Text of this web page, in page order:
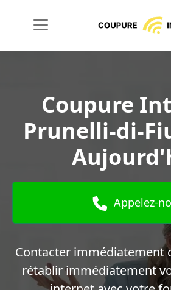
Coupure
Prunelli-di-
Appelez-
Contacter immédiatement
rétablir immédiatement